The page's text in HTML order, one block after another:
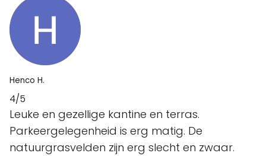
Henco H.
4/5
Leuke en gezellige kantine en terras.
Parkeergelegenheid is erg matig. De
natuurgrasvelden zijn erg slecht en zwaar.